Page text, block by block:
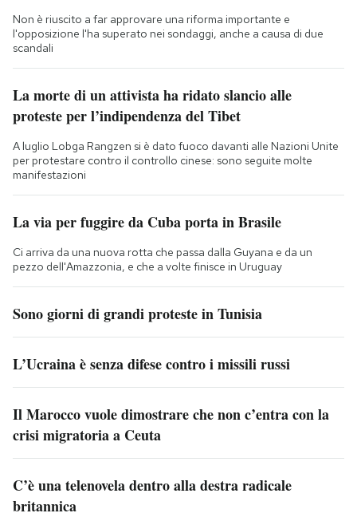
Non è riuscito a far approvare una riforma importante e
l'opposizione l'ha superato nei sondaggi, anche a causa di due
scandali
La morte di un attivista ha ridato slancio alle
proteste per l’indipendenza del Tibet
A luglio Lobga Rangzen si è dato fuoco davanti alle Nazioni Unite
per protestare contro il controllo cinese: sono seguite molte
manifestazioni
La via per fuggire da Cuba porta in Brasile
Ci arriva da una nuova rotta che passa dalla Guyana e da un
pezzo dell'Amazzonia, e che a volte finisce in Uruguay
Sono giorni di grandi proteste in Tunisia
L’Ucraina è senza difese contro i missili russi
Il Marocco vuole dimostrare che non c’entra con la
crisi migratoria a Ceuta
C’è una telenovela dentro alla destra radicale
britannica